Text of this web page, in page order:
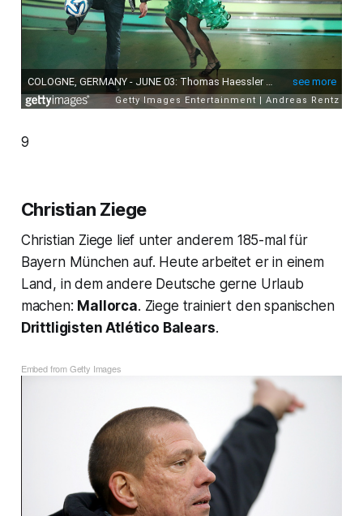
9
Christian Ziege
Christian Ziege lief unter anderem 185-mal für
Bayern München auf. Heute arbeitet er in einem
Land, in dem andere Deutsche gerne Urlaub
machen: Mallorca. Ziege trainiert den spanischen
Drittligisten Atlético Balears.
Embed from Getty Images